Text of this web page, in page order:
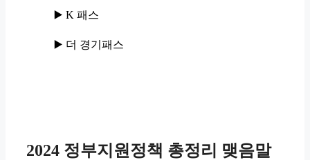
▶️ K 패스
▶️ 더 경기패스
2024 정부지원정책 총정리 맺음말